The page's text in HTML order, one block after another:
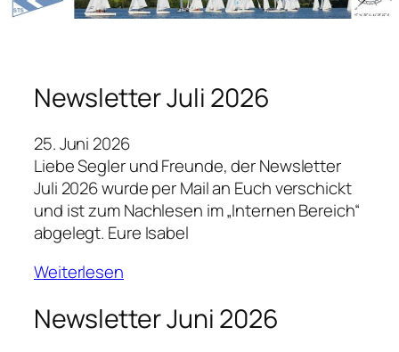
Newsletter Juli 2026
25. Juni 2026
Liebe Segler und Freunde, der Newsletter
Juli 2026 wurde per Mail an Euch verschickt
und ist zum Nachlesen im „Internen Bereich“
abgelegt. Eure Isabel
Weiterlesen
Newsletter Juni 2026